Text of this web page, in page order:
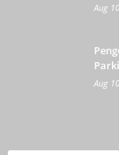
Aug
Aug